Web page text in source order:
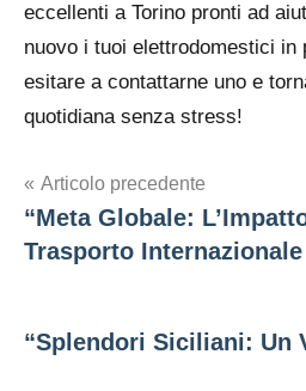
eccellenti a Torino pronti ad
nuovo i tuoi elettrodomestici in
esitare a contattarne uno e
quotidiana senza stress!
Navigazione
articoli
Articolo precedente
“Meta Globale:
Trasporto
“Splendori Siciliani: Un